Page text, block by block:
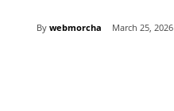
By webmorcha March 25, 2026